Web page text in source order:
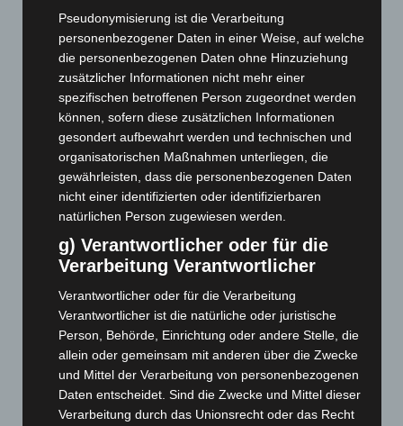
Juli 2026
(73)
Juni 2026(139)
Mai 2026(99)
April 2026(99)
März 2026(115)
Februar 2026(109)
Januar 2026(122)
Dezember 2025(103)
Oktober 2025(112)
August 2025
(90)
Juli 2025(90)
Juni 2025(103)
Mai 2025(112)
April 2025(88)
Pseudonymisierung ist die Verarbeitung
personenbezogener Daten in einer Weise, auf welche
die personenbezogenen Daten ohne Hinzuziehung
zusätzlicher Informationen nicht mehr einer
spezifischen betroffenen Person zugeordnet werden
können, sofern diese zusätzlichen Informationen
gesondert aufbewahrt werden und technischen und
organisatorischen Maßnahmen unterliegen, die
gewährleisten, dass die personenbezogenen Daten
nicht einer identifizierten oder identifizierbaren
natürlichen Person zugewiesen werden.
g) Verantwortlicher oder für die
Verarbeitung Verantwortlicher
Verantwortlicher oder für die Verarbeitung
Verantwortlicher ist die natürliche oder juristische
Person, Behörde, Einrichtung oder andere Stelle, die
allein oder gemeinsam mit anderen über die Zwecke
und Mittel der Verarbeitung von personenbezogenen
Daten entscheidet. Sind die Zwecke und Mittel dieser
Verarbeitung durch das Unionsrecht oder das Recht